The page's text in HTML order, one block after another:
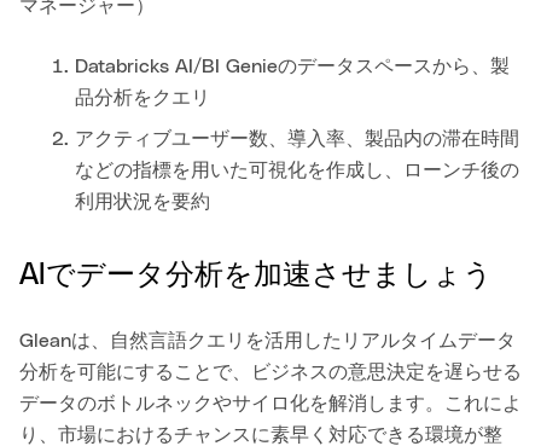
マネージャー）
Databricks AI/BI Genieのデータスペースから、製
品分析をクエリ
アクティブユーザー数、導入率、製品内の滞在時間
などの指標を用いた可視化を作成し、ローンチ後の
利用状況を要約
AIでデータ分析を加速させましょう
Gleanは、自然言語クエリを活用したリアルタイムデータ
分析を可能にすることで、ビジネスの意思決定を遅らせる
データのボトルネックやサイロ化を解消します。これによ
り、市場におけるチャンスに素早く対応できる環境が整